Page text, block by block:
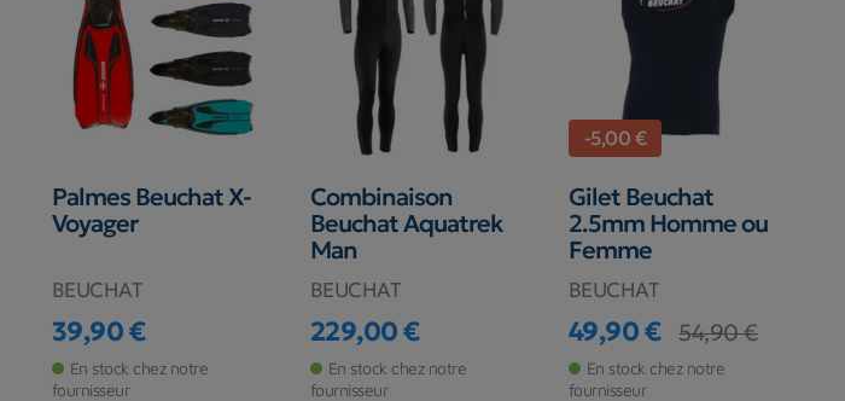
Palmes Beuchat X-
Voyager
BEUCHAT
Prix
39,90 €
En stock chez notre
fournisseur
Combinaison
Beuchat Aquatrek
Man
BEUCHAT
Prix
229,00 €
En stock chez notre
fournisseur
-5,00 €
Gilet Beuchat
2.5mm Homme ou
Femme
BEUCHAT
Prix
49,90 €
Prix de base
54,90 €
En stock chez notre
fournisseur